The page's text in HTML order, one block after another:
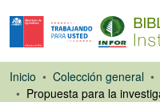
Inicio Colección general